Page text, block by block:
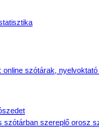
online szótárak, nyelvoktató
szótárban szereplő orosz